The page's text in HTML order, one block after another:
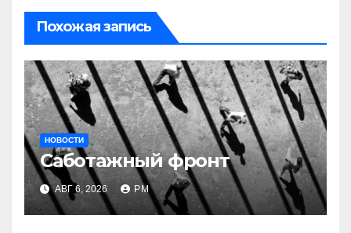
Похожая запись
НОВОСТИ
Саботажный фронт
АВГ 6, 2026 РМ